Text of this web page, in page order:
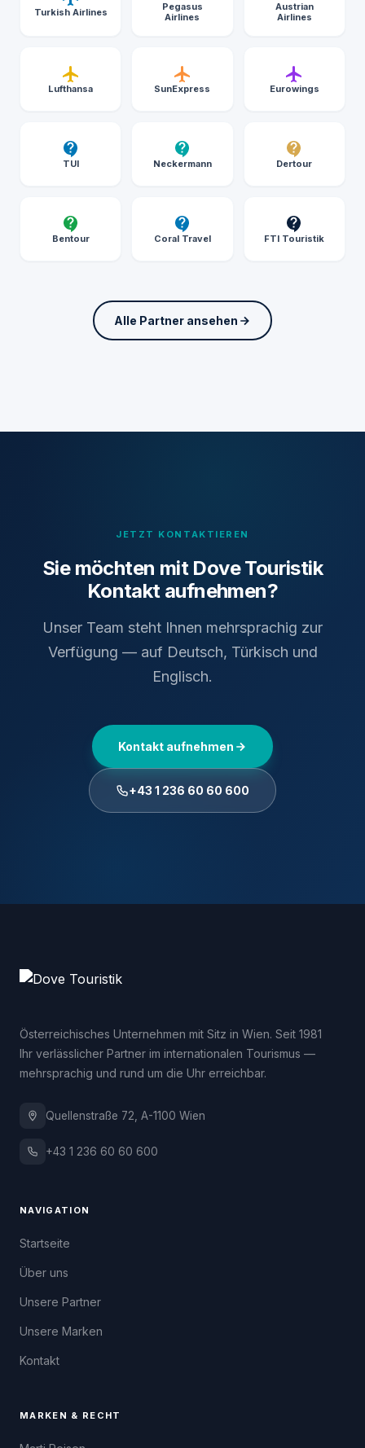
Turkish Airlines
Pegasus
Airlines
Austrian
Airlines
Lufthansa SunExpress Eurowings
TUI Neckermann Dertour
Bentour Coral Travel FTI Touristik
Alle Partner ansehen
JETZT KONTAKTIEREN
Sie möchten mit Dove Touristik
Kontakt aufnehmen?
Unser Team steht Ihnen mehrsprachig zur
Verfügung — auf Deutsch, Türkisch und
Englisch.
Kontakt aufnehmen
+43 1 236 60 60 600
Österreichisches Unternehmen mit Sitz in Wien. Seit 1981
Ihr verlässlicher Partner im internationalen Tourismus —
mehrsprachig und rund um die Uhr erreichbar.
Quellenstraße 72, A-1100 Wien
+43 1 236 60 60 600
NAVIGATION
Startseite
Über uns
Unsere Partner
Unsere Marken
Kontakt
MARKEN & RECHT